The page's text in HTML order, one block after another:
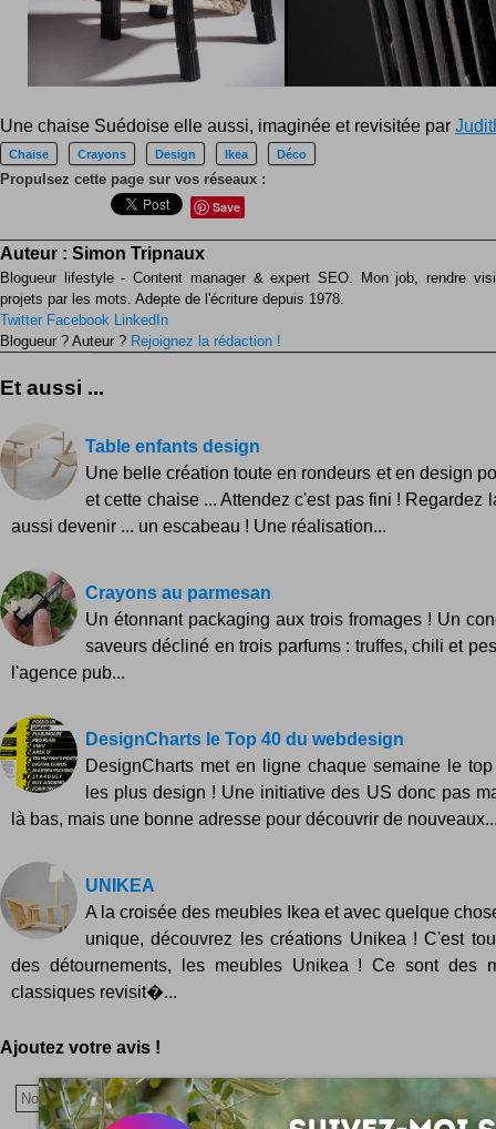
Une chaise Suédoise elle aussi, imaginée et revisitée par
Chaise Crayons Design Ikea Déco
Propulsez cette page sur vos réseaux :
Save
Auteur : Simon Tripnaux
Blogueur lifestyle - Content manager & expert SEO. Mon job, rendre
projets par les mots. Adepte de l'écriture depuis 1978.
Twitter Facebook LinkedIn
Blogueur ? Auteur ? Rejoignez la rédaction !
Et aussi ...
Table enfants design
Une belle création toute en rondeurs et en design
et cette chaise ... Attendez c'est pas fini ! Regardez
aussi devenir ... un escabeau ! Une réalisation...
Crayons au parmesan
Un étonnant packaging aux trois fromages ! Un
saveurs décliné en trois parfums : truffes, chili et
l'agence pub...
DesignCharts le Top 40 du webdesign
DesignCharts met en ligne chaque semaine le
les plus design ! Une initiative des US donc pas
là bas, mais une bonne adresse pour découvrir de
UNIKEA
A la croisée des meubles Ikea et avec quelque
unique, découvrez les créations Unikea ! C'est
des détournements, les meubles Unikea ! Ce sont des
classiques revisit�...
Ajoutez votre avis !